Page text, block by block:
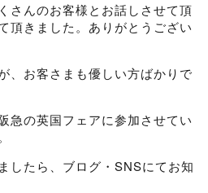
さんのお客様とお話しさせて頂
頂きました。ありがとうござい
、お客さまも優しい方ばかりで
急の英国フェアに参加させてい
したら、ブログ・SNSにてお知